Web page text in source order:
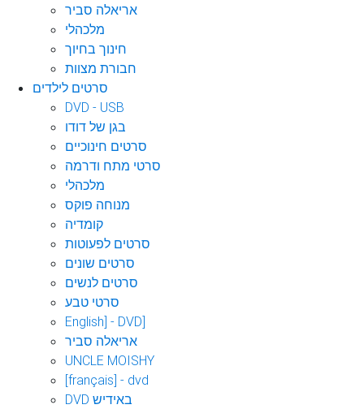
אריאלה סביר
מלכהלי
חינוך בחיוך
חבורת מצוות
סרטים לילדים
DVD - USB
בגן של דודו
סרטים חינוכיים
סרטי מתח ודרמה
מלכהלי
מנוחה פוקס
קומדיה
סרטים לפעוטות
סרטים שונים
סרטים לנשים
סרטי טבע
English] - DVD]
אריאלה סביר
UNCLE MOISHY
[français] - dvd
DVD באידיש